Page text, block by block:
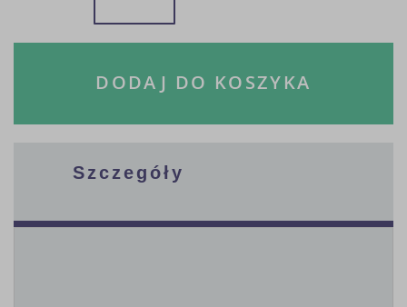
DODAJ DO KOSZYKA
Szczegóły